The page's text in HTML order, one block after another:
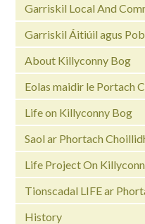
Garriskil Local And
Garriskil Áitiúil agus
About Killyconny Bog
Eolas maidir le Portach
Life on Killyconny Bog
Saol ar Phortach
Life Project On
Tionscadal LIFE ar
History